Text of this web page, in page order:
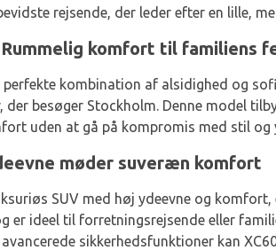
rejsende, der leder efter en lille,
komfort til familiens
kombination af alsidighed og
der besøger Stockholm. Denne model
uden at gå på kompromis med stil og
møder suveræn komfort
SUV med høj ydeevne og
er ideel til forretningsrejsende eller
sikkerhedsfunktioner kan